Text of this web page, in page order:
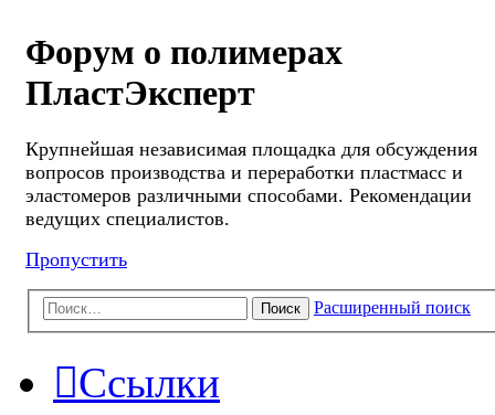
Форум о полимерах
ПластЭксперт
Крупнейшая независимая площадка для обсуждения
вопросов производства и переработки пластмасс и
эластомеров различными способами. Рекомендации
ведущих специалистов.
Пропустить
Поиск Расширенный поиск
Ссылки